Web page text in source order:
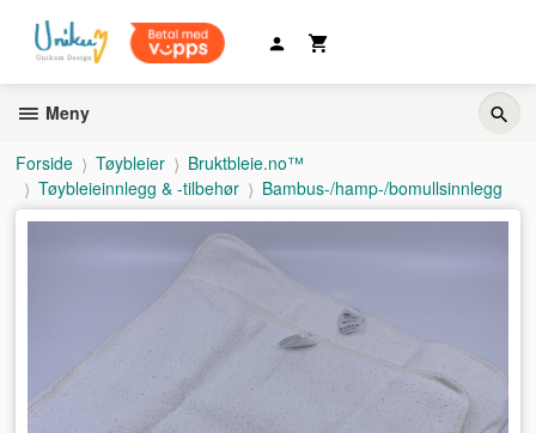
innholdet
Meny
Forside Tøybleier
Bruktbleie.no™
Tøybleieinnlegg & -tilbehør
Bambus-/hamp-/bomullsinnlegg